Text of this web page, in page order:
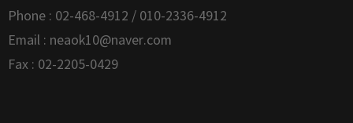
Phone : 02-468-4912 / 010-2336-4912
Email : neaok10@naver.com
Fax : 02-2205-0429